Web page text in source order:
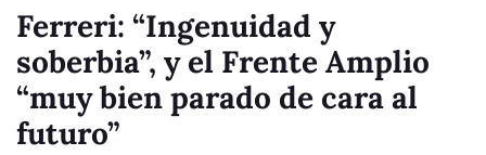
Ferreri: “Ingenuidad y
soberbia”, y el Frente Amplio
“muy bien parado de cara al
futuro”